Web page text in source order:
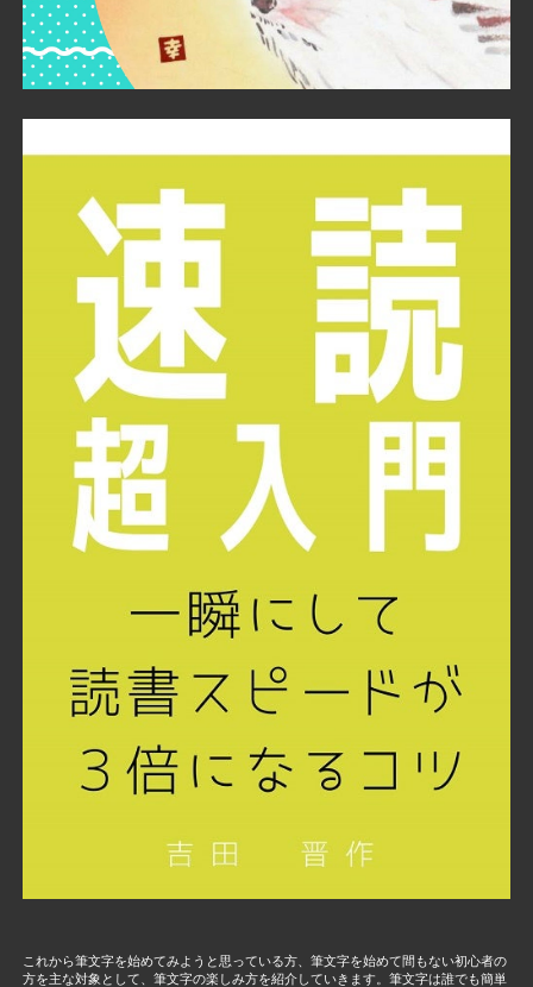
これから筆文字を始めてみようと思っている方、筆文字を始めて間もない初心者の
方を主な対象として、筆文字の楽しみ方を紹介していきます。筆文字は誰でも簡単